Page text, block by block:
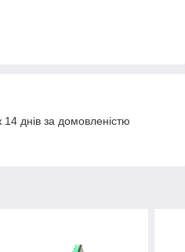
днів за домовленістю